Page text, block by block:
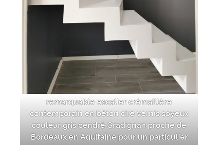
remarquable escalier crémaillère
contemporain en béton ciré vernis soyeux
couleur gris cendré Gradignan proche de
Bordeaux en Aquitaine pour un particulier